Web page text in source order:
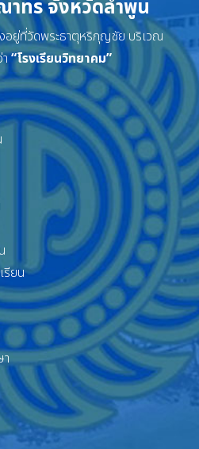
าทร จังหวัดลำพูน
อยู่ที่วัดพระธาตุหริภุญชัย บริเวณ
า“โรงเรียนวิทยาคม”
รียน